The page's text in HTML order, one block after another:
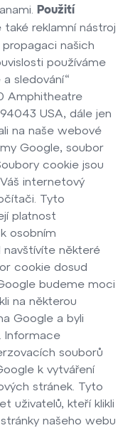
Použití
také reklamní nástroj
našich
používáme
sledování“
Amphitheatre
USA, dále jen
na naše webové
Google, soubor
cookie jsou
internetový
Tyto
platnost
osobním
navštívíte některé
cookie dosud
budeme moci
na některou
Google a byli
Informace
souborů
k vytváření
stránek. Tyto
uživatelů, kteří klikli
našeho webu